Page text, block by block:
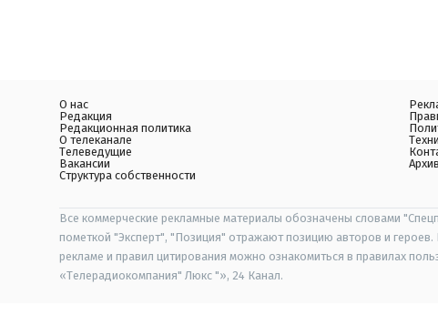
О нас
Редакция
Редакционная политика
О телеканале
Телеведущие
Вакансии
Структура собственности
Архив
Все коммерческие рекламные материалы обозначены словами
пометкой "Эксперт", "Позиция" отражают позицию авторов и
рекламе и правил цитирования можно ознакомиться в правилах
«Телерадиокомпания" Люкс "», 24 Канал.